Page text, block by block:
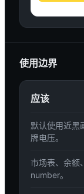
使用边界
应该
默认使用近黑
牌电压。
市场表、余额
number。